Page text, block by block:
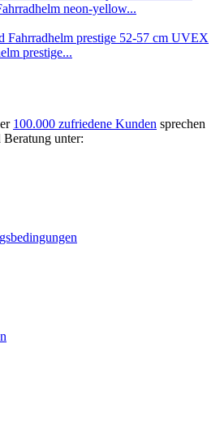
neon-yellow...
UVEX
prestige...
100.000 zufriedene Kunden sprechen
unter: